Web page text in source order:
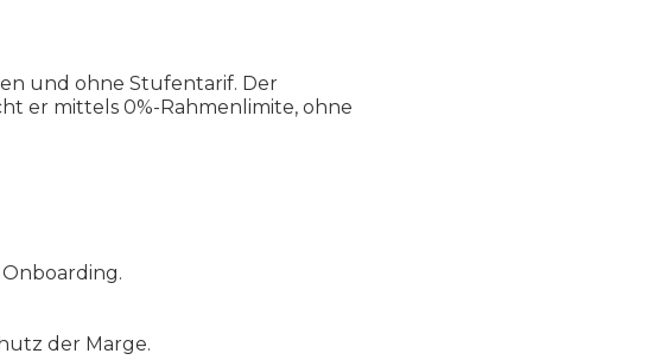
und ohne Stufentarif. Der
er mittels 0%-Rahmenlimite, ohne
der Marge.